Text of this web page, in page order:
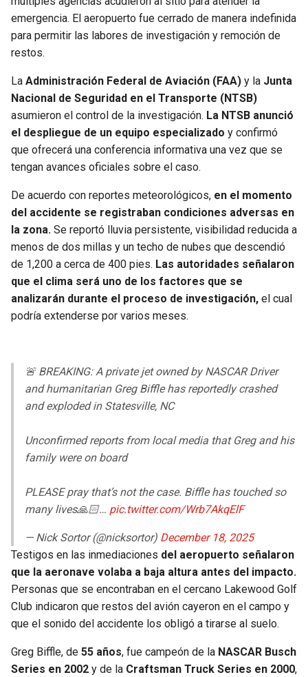
emergencia. El aeropuerto fue cerrado de manera indefinida
para permitir las labores de investigación y remoción de
restos.
La Administración Federal de Aviación (FAA) y la Junta
Nacional de Seguridad en el Transporte (NTSB)
asumieron el control de la investigación. La NTSB anunció
el despliegue de un equipo especializado y confirmó
que ofrecerá una conferencia informativa una vez que se
tengan avances oficiales sobre el caso.
De acuerdo con reportes meteorológicos, en el momento
del accidente se registraban condiciones adversas en
la zona. Se reportó lluvia persistente, visibilidad reducida a
menos de dos millas y un techo de nubes que descendió
de 1,200 a cerca de 400 pies. Las autoridades señalaron
que el clima será uno de los factores que se
analizarán durante el proceso de investigación, el cual
podría extenderse por varios meses.
🚨 BREAKING: A private jet owned by NASCAR Driver
and humanitarian Greg Biffle has reportedly crashed
and exploded in Statesville, NC
Unconfirmed reports from local media that Greg and his
family were on board
PLEASE pray that’s not the case. Biffle has touched so
many lives🙏🏻… pic.twitter.com/Wrb7AkqElF
— Nick Sortor (@nicksortor) December 18, 2025
Testigos en las inmediaciones del aeropuerto señalaron
que la aeronave volaba a baja altura antes del impacto.
Personas que se encontraban en el cercano Lakewood Golf
Club indicaron que restos del avión cayeron en el campo y
que el sonido del accidente los obligó a tirarse al suelo.
Greg Biffle, de 55 años, fue campeón de la NASCAR Busch
Series en 2002 y de la Craftsman Truck Series en 2000,